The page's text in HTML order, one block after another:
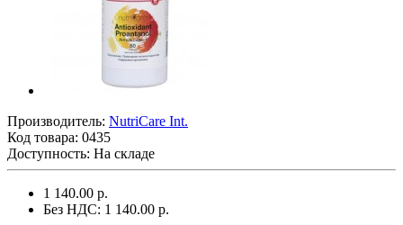
Производитель: NutriCare Int.
Код товара: 0435
Доступность: На складе
1 140.00 р.
Без НДС: 1 140.00 р.